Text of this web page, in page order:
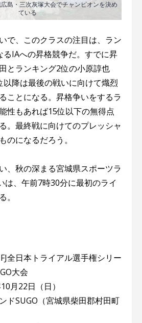
島・三次灰塚大会でチャンピオンを決め
ている
で、このクラスの注目は、ラン
るIAへの昇格競争だ。すでに昇
とランキング2位の小原諄也
以降は最後の戦いに向けて熾烈
ことになる。昇格争いをするラ
性もあれば15位以下の無得点
。最終戦に向けてのプレッシャ
のになるだろう。
、秋の深まる宮城県スポーツラ
は、午前7時30分に最初のライ
。
全日本トライアル選手権シリー
大会
月22日（日）
ドSUGO（宮城県柴田郡村田町